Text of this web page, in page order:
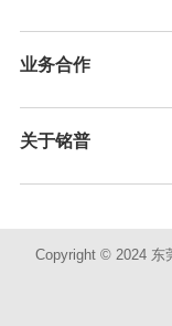
业务合作
关于铭普
Copyright © 2024 东